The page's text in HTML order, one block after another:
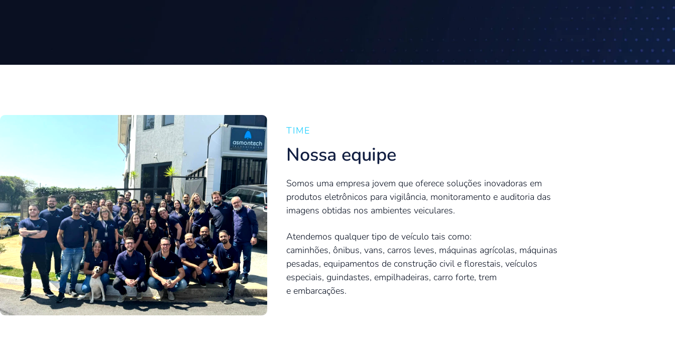
TIME
Nossa equipe
Somos uma empresa jovem que oferece soluções inovadoras em
produtos eletrônicos para vigilância, monitoramento e auditoria das
imagens obtidas nos ambientes veiculares.
Atendemos qualquer tipo de veículo tais como:
caminhões, ônibus, vans, carros leves, máquinas agrícolas, máquinas
pesadas, equipamentos de construção civil e florestais, veículos
especiais, guindastes, empilhadeiras, carro forte, trem
e embarcações.